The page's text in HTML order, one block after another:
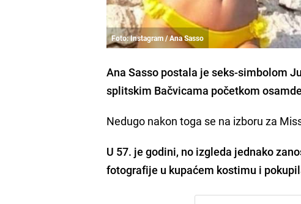
Foto: Instagram / Ana Sasso
Ana Sasso postala je seks-simbolom
splitskim Bačvicama početkom
Nedugo nakon toga se na izboru za
U 57. je godini, no izgleda jednako
fotografije u kupaćem kostimu i